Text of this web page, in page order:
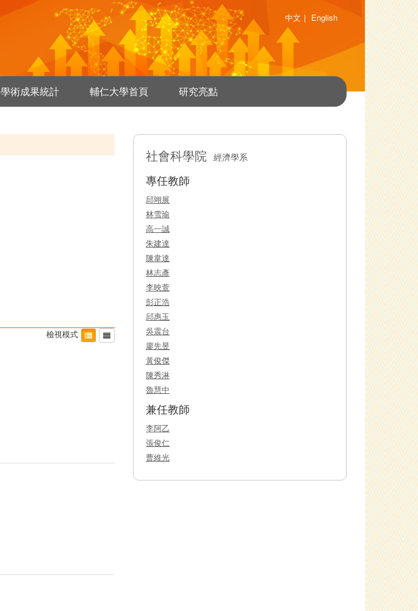
中文 | English
學術成果統計 輔仁大學首頁 研究亮點
檢視模式
社會科學院 經濟學系
專任教師
邱翊展
林雪瑜
高一誠
朱建達
陳韋達
林志彥
李映萱
彭正浩
邱惠玉
吳震台
廖先昱
黃俊傑
陳秀淋
魯慧中
兼任教師
李阿乙
張俊仁
曹維光